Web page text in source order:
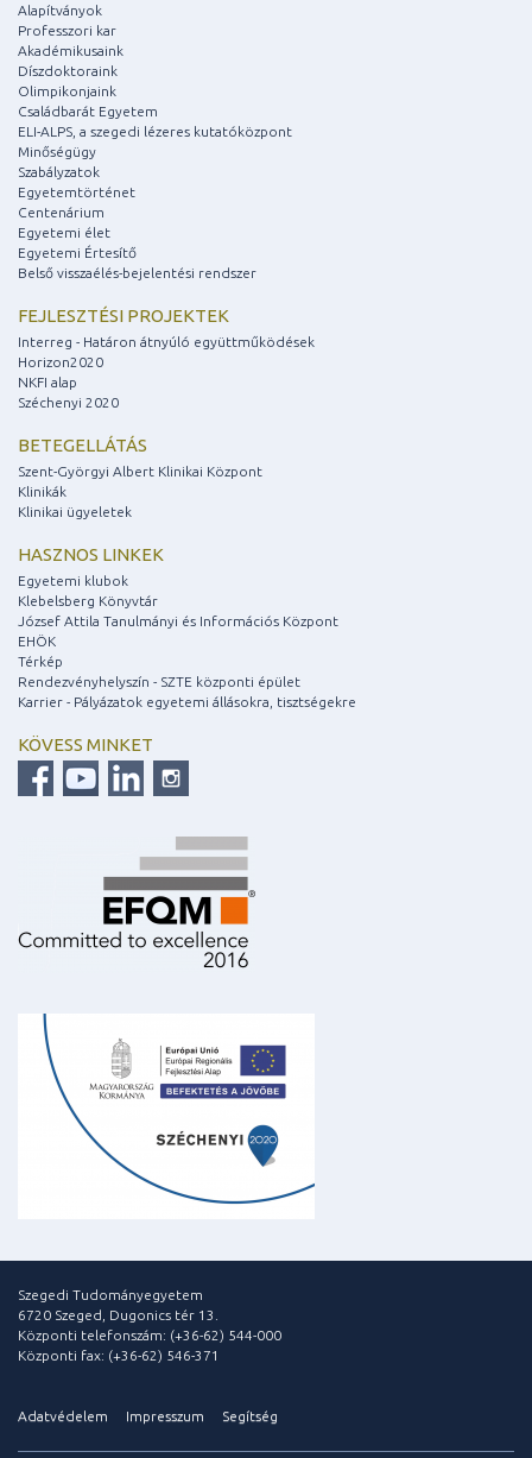
Alapítványok
Professzori kar
Akadémikusaink
Díszdoktoraink
Olimpikonjaink
Családbarát Egyetem
ELI-ALPS, a szegedi lézeres kutatóközpont
Minőségügy
Szabályzatok
Egyetemtörténet
Centenárium
Egyetemi élet
Egyetemi Értesítő
Belső visszaélés-bejelentési rendszer
FEJLESZTÉSI PROJEKTEK
Interreg - Határon átnyúló együttműködések
Horizon2020
NKFI alap
Széchenyi 2020
BETEGELLÁTÁS
Szent-Györgyi Albert Klinikai Központ
Klinikák
Klinikai ügyeletek
HASZNOS LINKEK
Egyetemi klubok
Klebelsberg Könyvtár
József Attila Tanulmányi és Információs Központ
EHÖK
Térkép
Rendezvényhelyszín - SZTE központi épület
Karrier - Pályázatok egyetemi állásokra, tisztségekre
KÖVESS MINKET
Szegedi Tudományegyetem
6720 Szeged, Dugonics tér 13.
Központi telefonszám: (+36-62) 544-000
Központi fax: (+36-62) 546-371
Adatvédelem Impresszum Segítség